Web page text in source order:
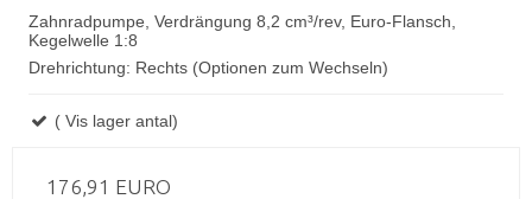
Zahnradpumpe, Verdrängung 8,2 cm³/rev, Euro-Flansch,
Kegelwelle 1:8
Drehrichtung: Rechts (Optionen zum Wechseln)
( Vis lager antal)
176,91 EURO